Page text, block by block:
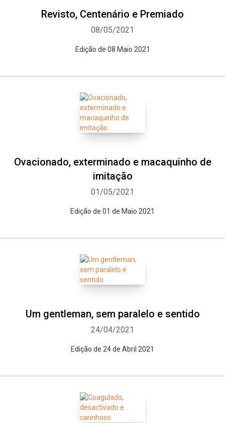
Revisto, Centenário e Premiado
08/05/2021
Edição de 08 Maio 2021
Ovacionado, exterminado e macaquinho de
imitação
01/05/2021
Edição de 01 de Maio 2021
Um gentleman, sem paralelo e sentido
24/04/2021
Edição de 24 de Abril 2021
Whatsapp Facebook Twitter